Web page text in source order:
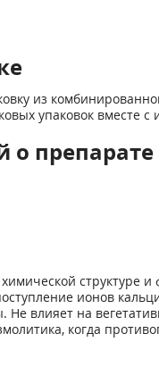
из
упаковок вместе
структуре
ионов
влияет на
когда